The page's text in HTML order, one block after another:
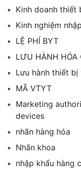
Kinh doanh thiết
Kinh nghiệm
LỆ PHÍ BYT
LƯU HÀNH HÓA
Lưu hành thiết bị
MÃ VTYT
Marketing
devices
nhãn hàng hóa
Nhãn khoa
nhập khẩu hàng